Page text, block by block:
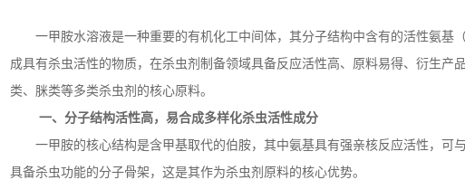
一甲胺水溶液是一种重要的有机化工中间体，其分子结构中含有的活性氨基（
成具有杀虫活性的物质，在杀虫剂制备领域具备反应活性高、原料易得、衍生
类、脒类等多类杀虫剂的核心原料。
一、分子结构活性高，易合成多样化杀虫活性成分
一甲胺的核心结构是含甲基取代的伯胺，其中氨基具有强亲核反应活性，可
具备杀虫功能的分子骨架，这是其作为杀虫剂原料的核心优势。